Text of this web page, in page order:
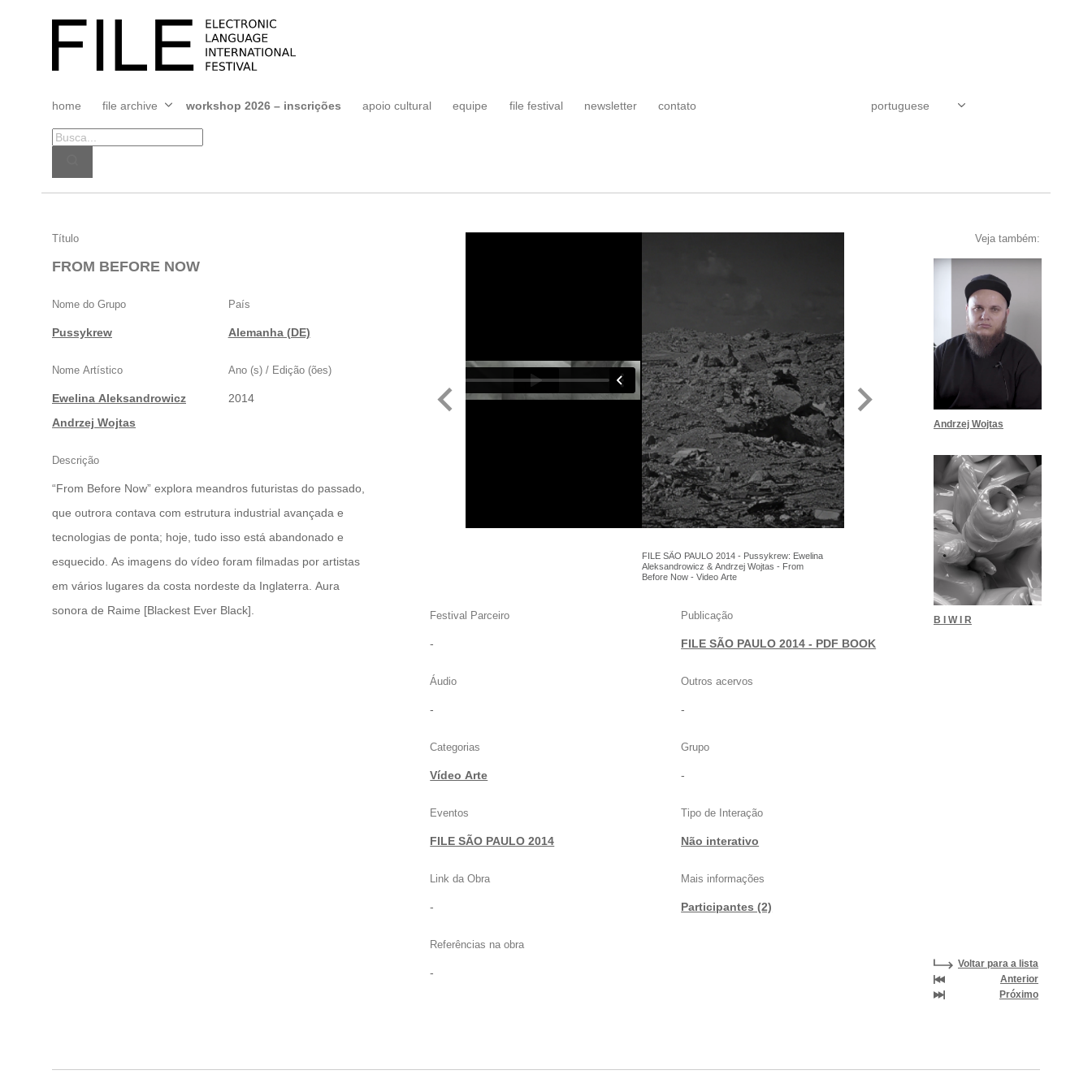
FILE
FESTIVAL
home file archive
Abrir
menu
workshop 2026 – inscrições apoio cultural equipe file festival newsletter contato
FROM
BEFORE
Título
FROM BEFORE NOW
Nome do Grupo
Pussykrew
Nome Artístico
Ewelina Aleksandrowicz
|Andrzej Wojtas
País
Alemanha (DE)
Ano (s) / Edição (ões)
2014
Descrição
“From Before Now” explora meandros futuristas do passado,
que outrora contava com estrutura industrial avançada e
tecnologias de ponta; hoje, tudo isso está abandonado e
esquecido. As imagens do vídeo foram filmadas por artistas
em vários lugares da costa nordeste da Inglaterra. Aura
sonora de Raime [Blackest Ever Black].
FILE SÃO PAULO 2014 - Pussykrew: Ewelina
Aleksandrowicz & Andrzej Wojtas - From
Before Now - Video Arte
Festival Parceiro
-
Áudio
-
Categorias
Vídeo Arte
Eventos
FILE SÃO PAULO 2014
Link da Obra
-
Referências na obra
-
Publicação
FILE SÃO PAULO 2014 - PDF BOOK
Outros acervos
-
Grupo
-
Tipo de Interação
Não interativo
Mais informações
Participantes (2)
Veja também:
Andrzej Wojtas
B I W I R
Voltar para a lista
Anterior
Próximo